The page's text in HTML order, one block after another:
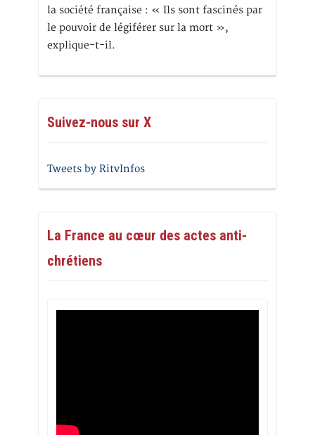
la société française : « Ils sont fascinés par
le pouvoir de légiférer sur la mort »,
explique-t-il.
Suivez-nous sur X
Tweets by RitvInfos
La France au cœur des actes anti-
chrétiens